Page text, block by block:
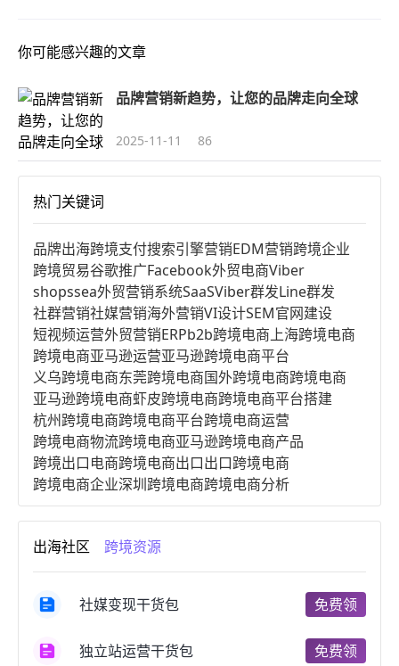
你可能感兴趣的文章
品牌营销新趋势，让您的品牌走向全球
2025-11-11 86
热门关键词
品牌出海跨境支付搜索引擎营销EDM营销跨境企业
跨境贸易谷歌推广Facebook外贸电商Viber
shopssea外贸营销系统SaaSViber群发Line群发
社群营销社媒营销海外营销VI设计SEM官网建设
短视频运营外贸营销ERPb2b跨境电商上海跨境电商
跨境电商亚马逊运营亚马逊跨境电商平台
义乌跨境电商东莞跨境电商国外跨境电商跨境电商
亚马逊跨境电商虾皮跨境电商跨境电商平台搭建
杭州跨境电商跨境电商平台跨境电商运营
跨境电商物流跨境电商亚马逊跨境电商产品
跨境出口电商跨境电商出口出口跨境电商
跨境电商企业深圳跨境电商跨境电商分析
进口跨境电商跨境电商服务广州跨境电商
跨境电商市场跨境电商创业跨境电商注册
跨境电商开店跨境电商营销
跨境电商商品个人跨境电商跨境电商案例
郑州跨境电商跨境电商趋势
跨境电商费用美国跨境电商
出海社区 跨境资源
社媒变现干货包 免费领
独立站运营干货包 免费领